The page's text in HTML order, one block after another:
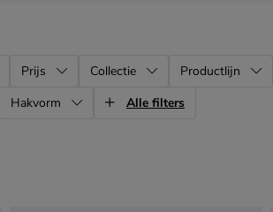
Prijs Collectie Productlijn
Hakvorm Alle filters